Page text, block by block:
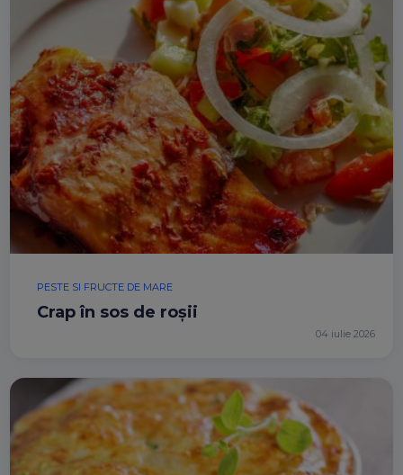
PESTE SI FRUCTE DE MARE
Crap în sos de roșii
04 iulie 2026